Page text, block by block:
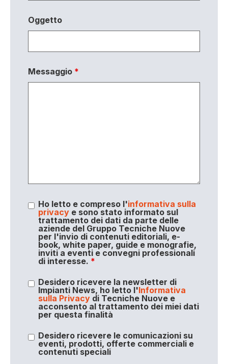
Oggetto
Messaggio *
Ho letto e compreso l'informativa sulla
privacye sono stato informato sul
trattamento dei dati da parte delle
aziende del Gruppo Tecniche Nuove
per l'invio di contenuti editoriali, e-
book, white paper, guide e monografie,
inviti a eventi e convegni professionali
di interesse. *
Desidero ricevere la newsletter di
Impianti News, ho letto l'Informativa
sulla Privacydi Tecniche Nuove e
acconsento al trattamento dei miei dati
per questa finalità
Desidero ricevere le comunicazioni su
eventi, prodotti, offerte commerciali e
contenuti speciali